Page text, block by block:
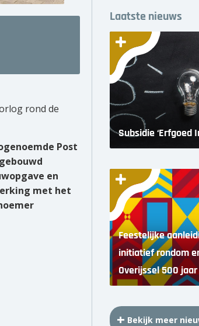
rond de
Post
en
met het
Laatste nieuws
Subsidie ‘Erfgoed
Feestelijke
initiatief rondom
Overijssel 500
Bekijk meer